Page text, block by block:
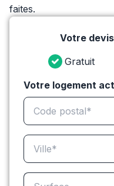
faites.
Votre
Gratuit
Votre logement